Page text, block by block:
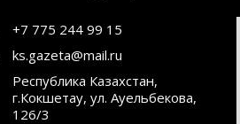
+7 775 244 99 15
ks.gazeta@mail.ru
Республика Казахстан,
г.Кокшетау, ул. Ауельбекова,
126/3